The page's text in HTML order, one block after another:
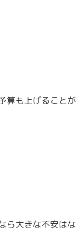
算も上げることが
ら大きな不安はな